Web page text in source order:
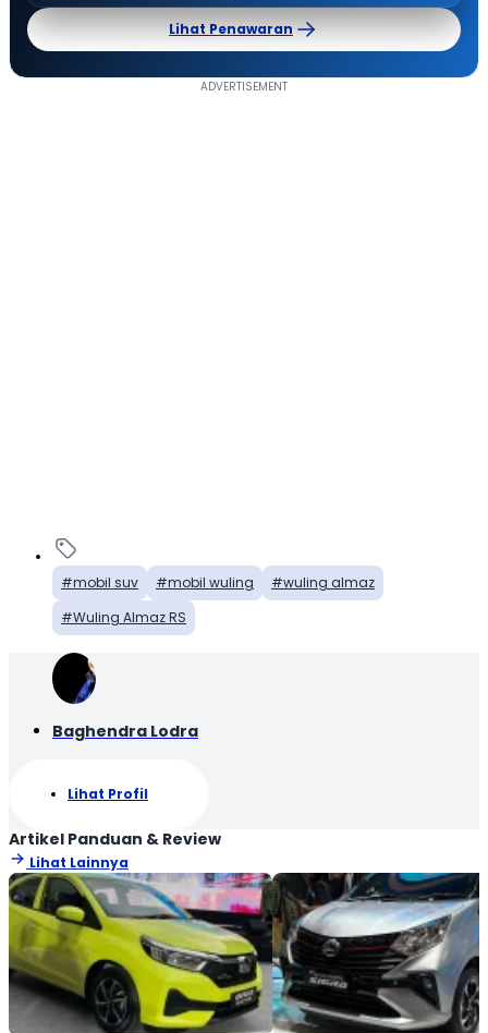
Lihat Penawaran
mobil suv mobil wuling
wuling almaz
Wuling Almaz RS
Baghendra Lodra
Lihat Profil
Artikel Panduan & Review
Lihat Lainnya